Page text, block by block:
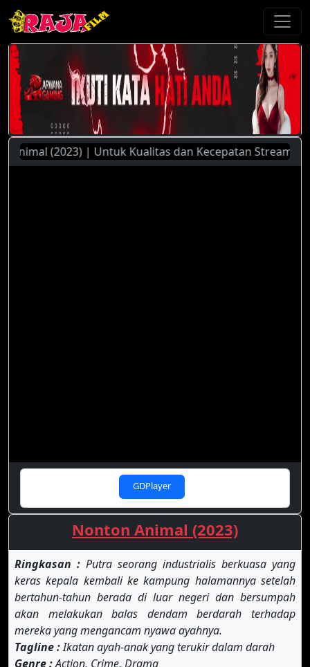
(2023) | Untuk Kualitas dan Kecepatan Streaming
GDPlayer
Nonton Animal (2023)
Ringkasan : Putra seorang industrialis berkuasa yang
keras kepala kembali ke kampung halamannya setelah
bertahun-tahun berada di luar negeri dan bersumpah
akan melakukan balas dendam berdarah terhadap
mereka yang mengancam nyawa ayahnya.
Tagline :Ikatan ayah-anak yang terukir dalam darah
Genre :Action, Crime, Drama